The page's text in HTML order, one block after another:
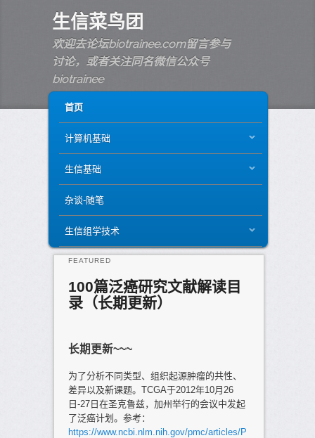
生信菜鸟团
欢迎去论坛biotrainee.com留言参与
讨论，或者关注同名微信公众号
biotrainee
SKIP TO PRIMARY CONTENT
SKIP TO SECONDARY CONTENT
首页
计算机基础
生信基础
杂谈-随笔
生信组学技术
100篇泛癌研究文献解读目
录（长期更新）
FEATURED
长期更新~~~
为了分析不同类型、组织起源肿瘤的共性、
差异以及新课题。TCGA于2012年10月26
日-27日在圣克鲁兹，加州举行的会议中发起
了泛癌计划。参考：
https://www.ncbi.nlm.nih.gov/pmc/articles/P